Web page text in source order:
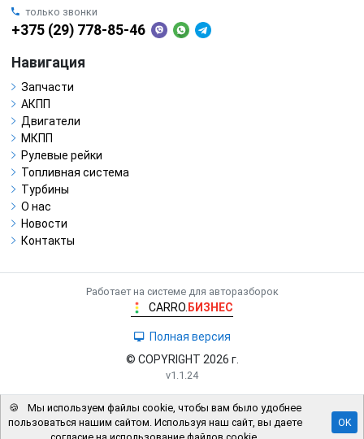
только звонки
+375 (29) 778-85-46
Навигация
Запчасти
АКПП
Двигатели
МКПП
Рулевые рейки
Топливная система
Турбины
О нас
Новости
Контакты
Работает на системе для авторазборок
CARRO. БИЗНЕС
Полная версия
© COPYRIGHT 2026 г.
v1.1.24
🍪
Мы используем файлы cookie, чтобы вам было удобнее
пользоваться нашим сайтом. Используя наш сайт, вы даете
согласие на использование файлов cookie.
OK